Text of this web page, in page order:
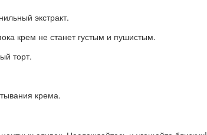
экстракт.
крем не станет густым и пушистым.
торт.
крема.